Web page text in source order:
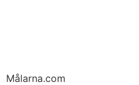
Målarna.com